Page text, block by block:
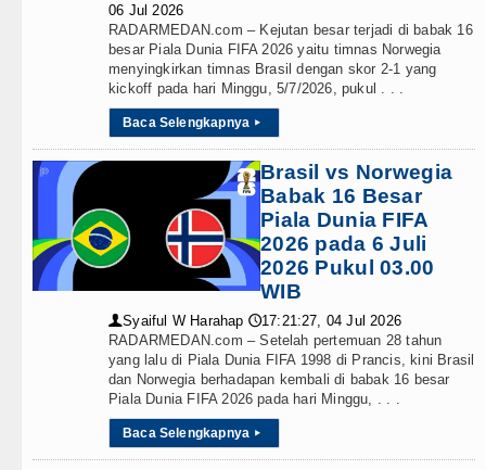
Pemulihan
Ajang Silahturahmi
Usulan BKP 2027
Air Panas Doulu
06 Jul 2026
RADARMEDAN.com – Kejutan besar terjadi di babak 16
besar Piala Dunia FIFA 2026 yaitu timnas Norwegia
menyingkirkan timnas Brasil dengan skor 2-1 yang
kickoff pada hari Minggu, 5/7/2026, pukul . . .
Baca Selengkapnya ▸
Brasil vs Norwegia
Babak 16 Besar
Piala Dunia FIFA
2026 pada 6 Juli
2026 Pukul 03.00
WIB
👤Syaiful W Harahap 🕔17:21:27, 04 Jul 2026
RADARMEDAN.com – Setelah pertemuan 28 tahun
yang lalu di Piala Dunia FIFA 1998 di Prancis, kini Brasil
dan Norwegia berhadapan kembali di babak 16 besar
Piala Dunia FIFA 2026 pada hari Minggu, . . .
Baca Selengkapnya ▸